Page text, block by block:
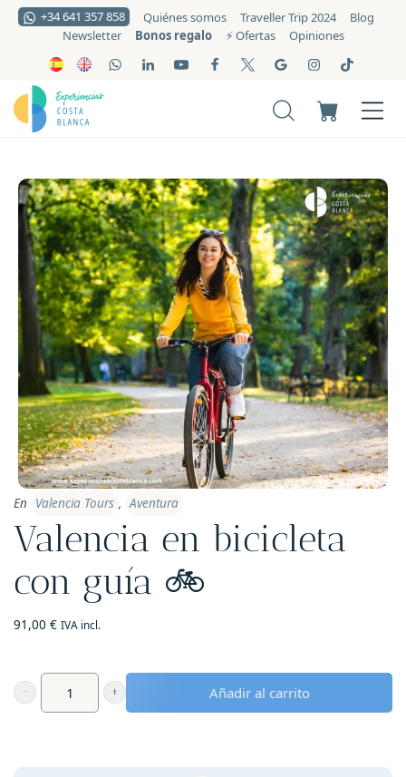
+34 641 357 858 Quiénes somos Traveller Trip 2024
Blog
Newsletter
Bonos regalo ⚡️ Ofertas Opiniones
En Valencia Tours , Aventura
Valencia en bicicleta
con guía 🚲
91,00 € IVA incl.
Valencia
Añadir al carrito